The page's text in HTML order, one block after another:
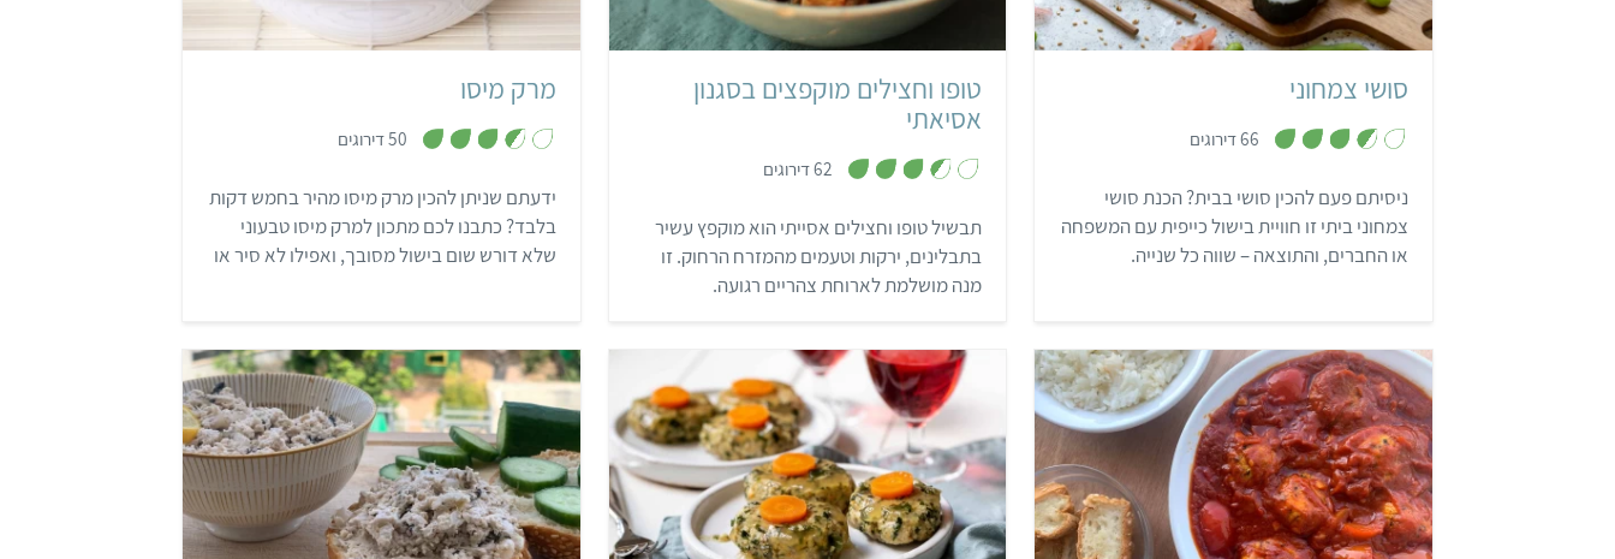
סושי צמחוני
66 דירוגים
מ
ו
ך
5
ניסיתם פעם להכין סושי בבית? הכנת סושי
צמחוני ביתי זו חוויית בישול כייפית עם המשפחה
או החברים, והתוצאה – שווה כל שנייה.
טופו וחצילים מוקפצים בסגנון
אסיאתי
62 דירוגים 3
מ
ו
ך
5
תבשיל טופו וחצילים אסייתי הוא מוקפץ עשיר
בתבלינים, ירקות וטעמים מהמזרח הרחוק. זו
מנה מושלמת לארוחת צהריים רגועה.
מרק מיסו
50 דירוגים
מ
ו
ך
5
ידעתם שניתן להכין מרק מיסו מהיר בחמש דקות
בלבד? כתבנו לכם מתכון למרק מיסו טבעוני
שלא דורש שום בישול מסובך, ואפילו לא סיר או
בינוני
3 שעות ו-5 דקות